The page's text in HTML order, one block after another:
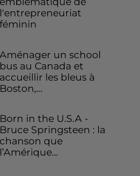
l'entrepreneuriat
féminin
Aménager un school
bus au Canada et
accueillir les bleus à
Boston,...
Born in the U.S.A -
Bruce Springsteen : la
chanson que
l’Amérique...